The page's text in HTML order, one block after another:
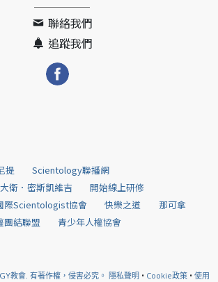
聯絡我們
追蹤我們
提
Scientology聯播網
大衛．密斯凱維吉
開始線上研修
際Scientologist協會 快樂之道
那可拿
團結聯盟
青少年人權協會
教會. 有著作權，侵害必究。 隱私聲明 • Cookie政策 • 使用